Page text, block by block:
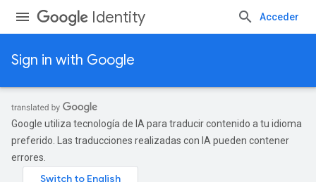
Identity Acceder
Sign in with Google
Google utiliza tecnología de IA para traducir contenido a tu idioma
preferido. Las traducciones realizadas con IA pueden contener
errores.